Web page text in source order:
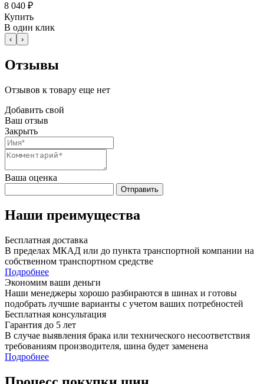
8 040 ₽
Купить
В один клик
‹ ›
Отзывы
Отзывов к товару еще нет
Добавить свой
Ваш отзыв
Закрыть
Ваша оценка
Отправить
Наши преимущества
Бесплатная доставка
В пределах МКАД или до пункта транспортной компании на
собственном транспортном средстве
Подробнее
Экономим ваши деньги
Наши менеджеры хорошо разбираются в шинах и готовы
подобрать лучшие варианты с учетом ваших потребностей
Бесплатная консультация
Гарантия до 5 лет
В случае выявления брака или технического несоответствия
требованиям производителя, шина будет заменена
Подробнее